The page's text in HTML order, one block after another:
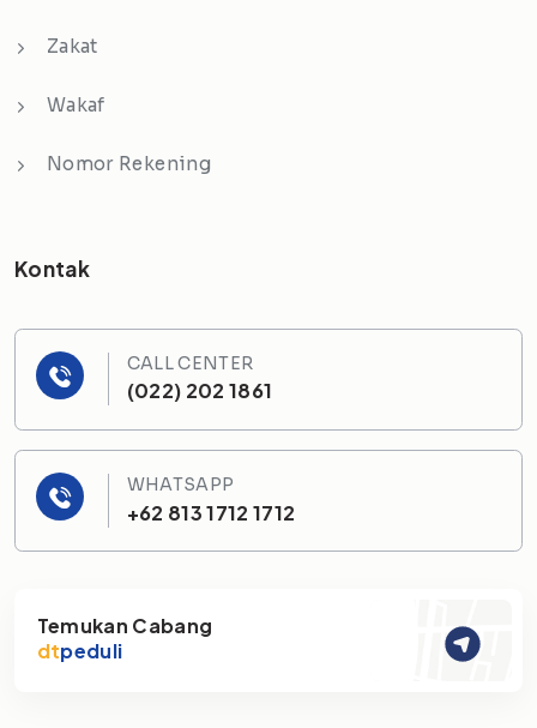
Zakat
Wakaf
Nomor Rekening
Kontak
CALL CENTER
(022) 202 1861
WHATSAPP
+62 813 1712 1712
Temukan Cabang
dtpeduli